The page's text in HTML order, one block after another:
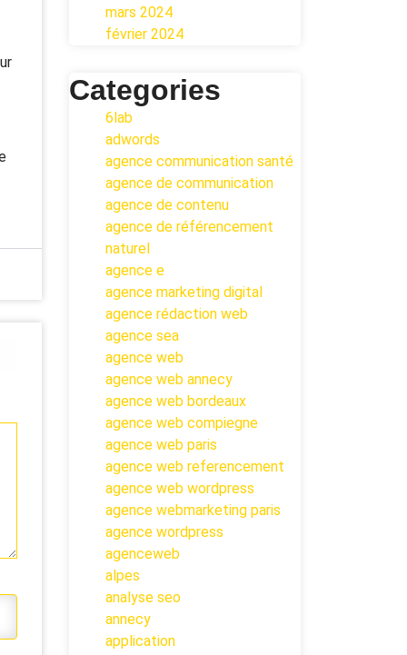
mars 2024
février 2024
Categories
6lab
adwords
agence communication santé
agence de communication
agence de contenu
agence de référencement
naturel
agence e
agence marketing digital
agence rédaction web
agence sea
agence web
agence web annecy
agence web bordeaux
agence web compiegne
agence web paris
agence web referencement
agence web wordpress
agence webmarketing paris
agence wordpress
agenceweb
alpes
analyse seo
annecy
application